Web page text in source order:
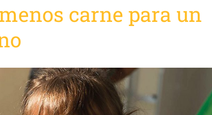
carne para un